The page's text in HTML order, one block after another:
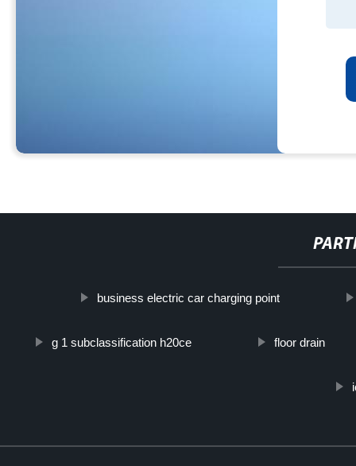
business electric car charging point
g 1 subclassification h20ce floor drain